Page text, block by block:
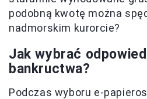
podobną kwotę można
nadmorskim kurorcie?
Jak wybrać
bankructwa?
Podczas wyboru e-